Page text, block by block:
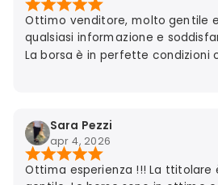
Ottimo venditore, molto gentile
qualsiasi informazione e
La borsa è in perfette condizioni
Sara Pezzi
apr 4, 2026
Ottima esperienza !!! La ttitolare